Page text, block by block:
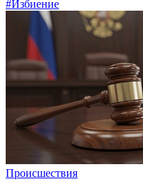
#Избиение
Происшествия